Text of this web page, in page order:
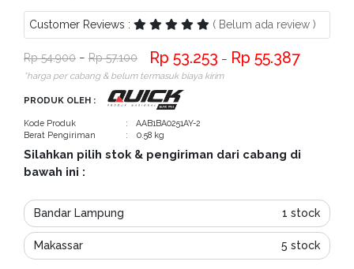
Customer Reviews : ( Belum ada review )
54.900 − 57.100 53.253 − 55.387
*harga per cabang & belum termasuk biaya kirim
PRODUK OLEH :
Kode Produk
: AAB1BA0251AY-2
Berat Pengiriman
: 0.58 kg
Silahkan pilih stok & pengiriman dari cabang di
bawah ini :
Bandar Lampung 1 stock
Makassar 5 stock